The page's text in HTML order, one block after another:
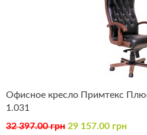
Офисное кресло Примтекс
1.031
32 397.00 грн 29 157.00 грн